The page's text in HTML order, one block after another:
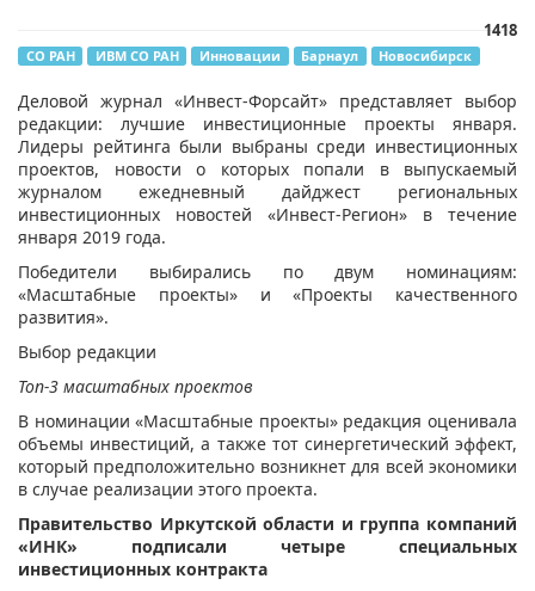
1418
СО РАН ИВМ СО РАН Инновации Барнаул Новосибирск
​Деловой журнал «Инвест-Форсайт» представляет выбор
редакции: лучшие инвестиционные проекты января.
Лидеры рейтинга были выбраны среди инвестиционных
проектов, новости о которых попали в выпускаемый
журналом ежедневный дайджест региональных
инвестиционных новостей «Инвест-Регион» в течение
января 2019 года.
Победители выбирались по двум номинациям:
«Масштабные проекты» и «Проекты качественного
развития».
Выбор редакции
Топ-3 масштабных проектов
В номинации «Масштабные проекты» редакция оценивала
объемы инвестиций, а также тот синергетический эффект,
который предположительно возникнет для всей экономики
в случае реализации этого проекта.
Правительство Иркутской области и группа компаний
«ИНК» подписали четыре специальных
инвестиционных контракта